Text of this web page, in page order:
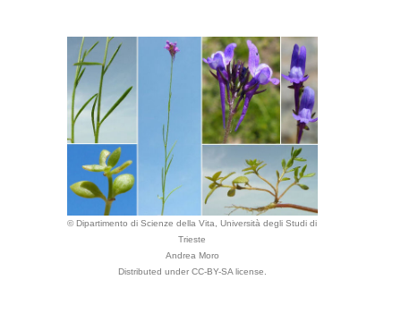
© Dipartimento di Scienze della Vita, Università degli Studi di
Trieste
Andrea Moro
Distributed under CC-BY-SA license.